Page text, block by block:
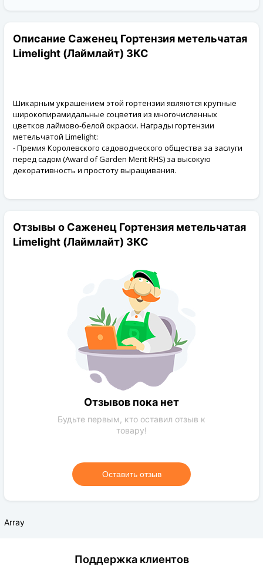
транспортировки вплоть до 14 дней (с учётом
хранения на складе).
На карту приват банка перед отправкой;
По выставленному счёту (реквизитам
юридического лица);
Описание Саженец Гортензия метельчатая
Limelight (Лаймлайт) ЗКС
Шикарным украшением этой гортензии являются крупные
широкопирамидальные соцветия из многочисленных
цветков лаймово-белой окраски. Награды гортензии
метельчатой Limelight:
- Премия Королевского садоводческого общества за заслуги
перед садом (Award of Garden Merit RHS) за высокую
декоративность и простоту выращивания.
Отзывы о Саженец Гортензия метельчатая
Limelight (Лаймлайт) ЗКС
Отзывов пока нет
Будьте первым, кто оставил отзыв к
товару!
Оставить отзыв
Array
Поддержка клиентов